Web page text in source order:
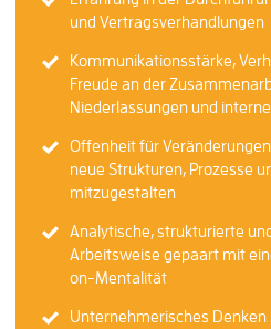
und Vertragsverhandlungen
Kommunikationsstärke,
Freude an der
Niederlassungen und
Offenheit für
neue Strukturen, Prozesse
mitzugestalten
Analytische, strukturierte
Arbeitsweise gepaart mit
on-Mentalität
Unternehmerisches